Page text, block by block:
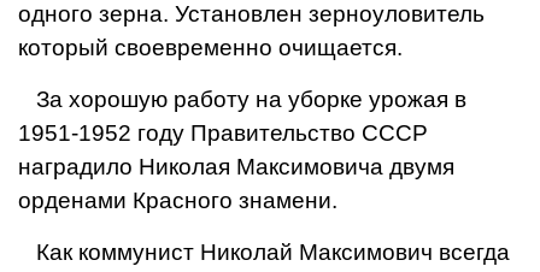
одного зерна. Установлен зерноуловитель
который своевременно очищается.
За хорошую работу на уборке урожая в
1951-1952 году Правительство СССР
наградило Николая Максимовича двумя
орденами Красного знамени.
Как коммунист Николай Максимович всегда